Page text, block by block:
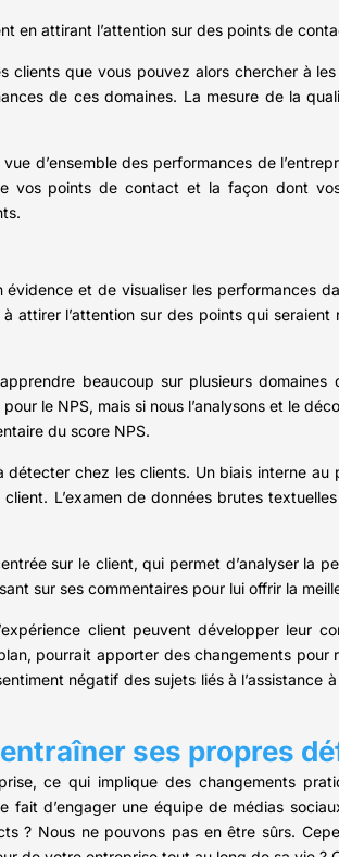
en attirant l’attention sur des points de
que vous pouvez alors chercher à
de ces domaines. La mesure de la
d’ensemble des performances de
vos points de contact et la façon dont
et de visualiser les performances
l’attention sur des points qui
beaucoup sur plusieurs domaines
le NPS, mais si nous l’analysons et le
du score NPS.
chez les clients. Un biais interne
L’examen de données brutes
sur le client, qui permet d’analyser la
sur ses commentaires pour lui offrir la
client peuvent développer leur
pourrait apporter des changements pour
négatif des sujets liés à l’assistance
ses propres
ce qui implique des changements
d’engager une équipe de médias
? Nous ne pouvons pas en être sûrs.